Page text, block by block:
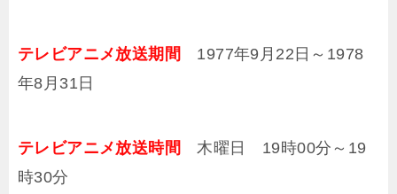
テレビアニメ放送期間 1977年9月22日～1978
年8月31日
テレビアニメ放送時間 木曜日 19時00分～19
時30分